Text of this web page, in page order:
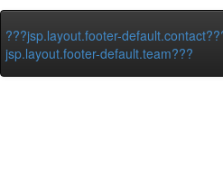
???jsp.layout.footer-
jsp.layout.footer-default.team???